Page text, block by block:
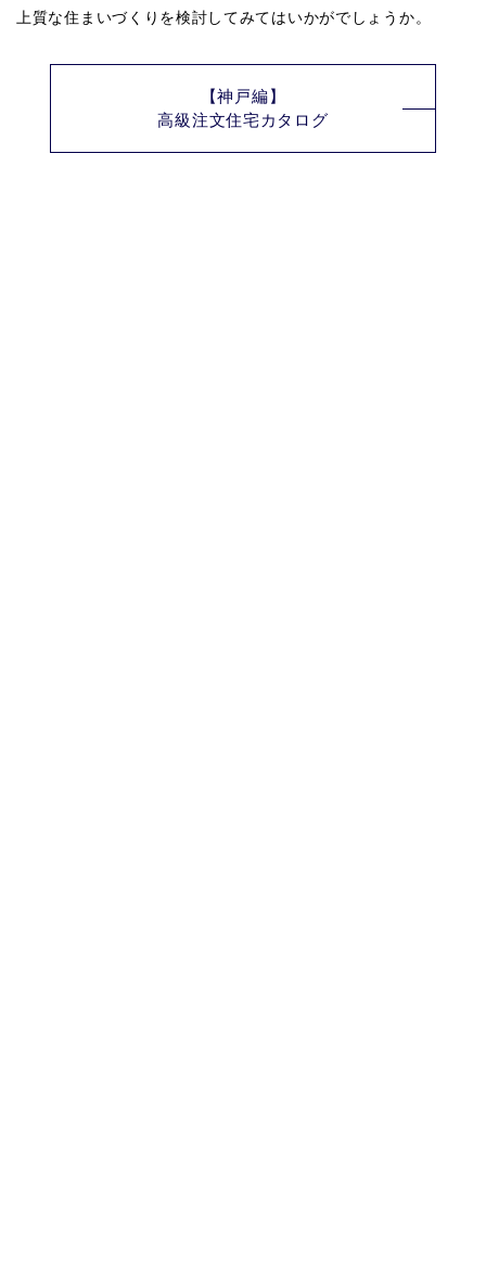
上質な住まいづくりを検討してみてはいかがでしょうか。
【神戸編】
高級注文住宅カタログ